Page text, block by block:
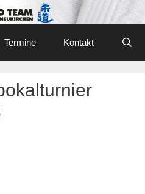
Termine Kontakt